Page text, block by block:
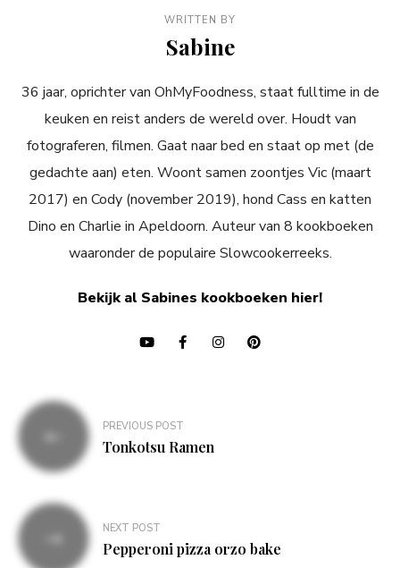
WRITTEN BY
Sabine
36 jaar, oprichter van OhMyFoodness, staat fulltime in de
keuken en reist anders de wereld over. Houdt van
fotograferen, filmen. Gaat naar bed en staat op met (de
gedachte aan) eten. Woont samen zoontjes Vic (maart
2017) en Cody (november 2019), hond Cass en katten
Dino en Charlie in Apeldoorn. Auteur van 8 kookboeken
waaronder de populaire Slowcookerreeks.
Bekijk al Sabines kookboeken hier!
Bericht
navigatie
PREVIOUS POST
Tonkotsu Ramen
NEXT POST
Pepperoni pizza orzo bake